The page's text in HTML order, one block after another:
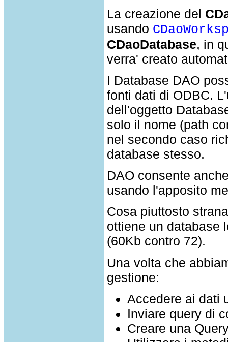
La creazione del
usando
CDaoDatabase, in
verra' creato
I Database DAO
fonti dati di ODBC.
dell'oggetto
solo il nome (path
nel secondo caso
database stesso.
DAO consente
usando l'apposito
Cosa piuttosto
ottiene un database
(60Kb contro 72).
Una volta che
gestione:
Accedere ai dati
Inviare query di
Creare una